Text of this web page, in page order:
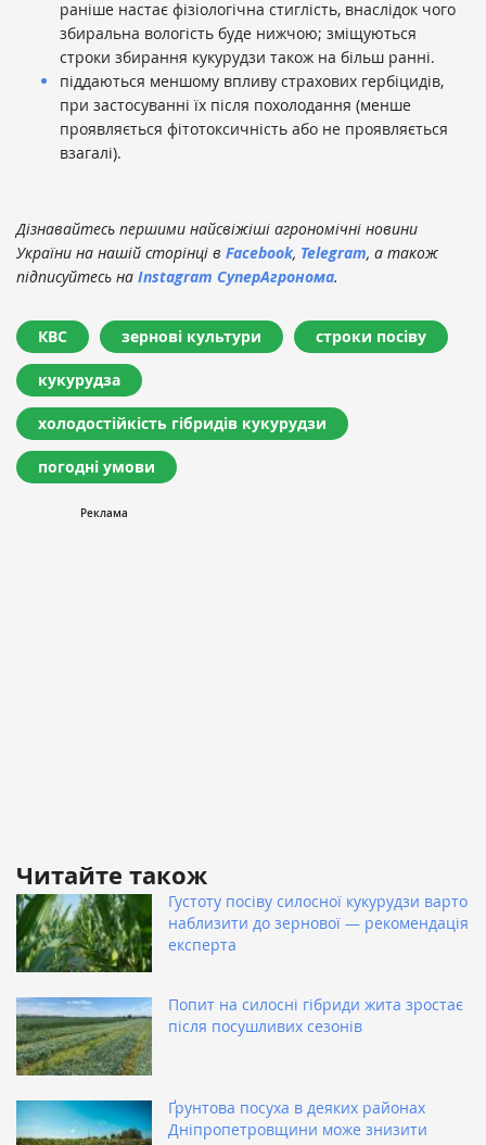
раніше настає фізіологічна стиглість, внаслідок чого
збиральна вологість буде нижчою; зміщуються
строки збирання кукурудзи також на більш ранні.
піддаються меншому впливу страхових гербіцидів,
при застосуванні їх після похолодання (менше
проявляється фітотоксичність або не проявляється
взагалі).
Дізнавайтесь першими найсвіжіші агрономічні новини
України на нашій сторінці в Facebook, Telegram, а також
підписуйтесь на Instagram СуперАгронома.
КВС зернові культури строки посіву
кукурудза
холодостійкість гібридів кукурудзи
погодні умови
Читайте також
Густоту посіву силосної кукурудзи варто
наблизити до зернової — рекомендація
експерта
Попит на силосні гібриди жита зростає
після посушливих сезонів
Ґрунтова посуха в деяких районах
Дніпропетровщини може знизити